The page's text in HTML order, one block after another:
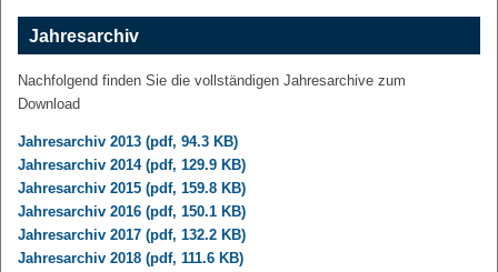
Jahresarchiv
Nachfolgend finden Sie die vollständigen Jahresarchive zum
Download
Jahresarchiv 2013 (pdf, 94.3 KB)
Jahresarchiv 2014 (pdf, 129.9 KB)
Jahresarchiv 2015 (pdf, 159.8 KB)
Jahresarchiv 2016 (pdf, 150.1 KB)
Jahresarchiv 2017 (pdf, 132.2 KB)
Jahresarchiv 2018 (pdf, 111.6 KB)